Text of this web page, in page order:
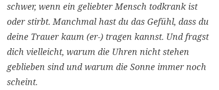
schwer, wenn ein geliebter Mensch todkrank ist
oder stirbt. Manchmal hast du das Gefühl, dass du
deine Trauer kaum (er-) tragen kannst. Und fragst
dich vielleicht, warum die Uhren nicht stehen
geblieben sind und warum die Sonne immer noch
scheint.